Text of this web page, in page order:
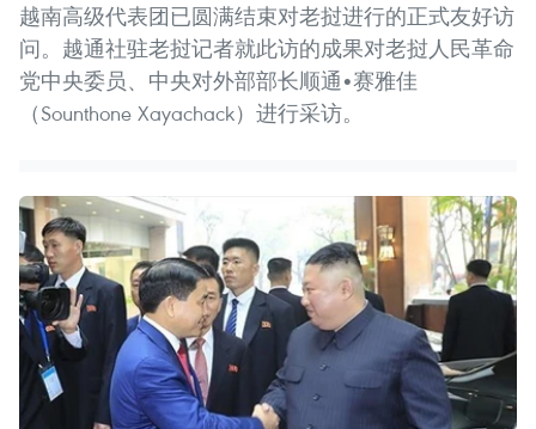
越南高级代表团已圆满结束对老挝进行的正式友好访
问。越通社驻老挝记者就此访的成果对老挝人民革命
党中央委员、中央对外部部长顺通•赛雅佳
（Sounthone Xayachack）进行采访。